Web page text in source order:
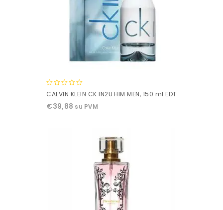
0
of
CALVIN KLEIN CK IN2U HIM MEN, 150 ml EDT
€39,88 su PVM